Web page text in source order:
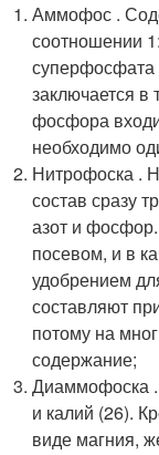
Аммофос .
соотношении
суперфосфата
заключается в
фосфора
необходимо
Нитрофоска .
состав сразу
азот и
посевом, и в
удобрением
составляют
потому на
содержание;
Диаммофоска .
и калий (26).
виде магния,